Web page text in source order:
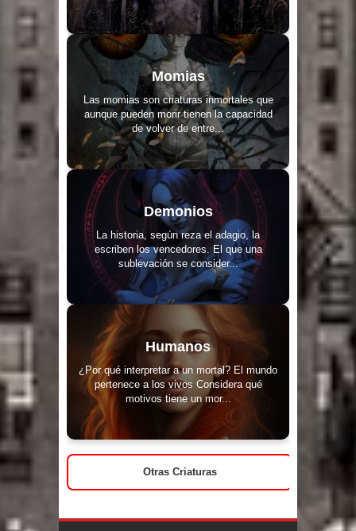
Momias
Las momias son criaturas inmortales que
aunque pueden morir tienen la capacidad
de volver de entre...
Demonios
La historia, según reza el adagio, la
escriben los vencedores. El que una
sublevación se consider...
Humanos
¿Por qué interpretar a un mortal? El mundo
pertenece a los vivos Considera qué
motivos tiene un mor...
Otras Criaturas